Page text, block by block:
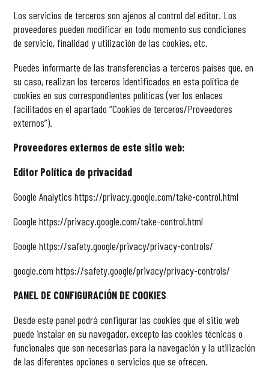
Los servicios de terceros son ajenos al control del editor. Los
proveedores pueden modificar en todo momento sus condiciones
de servicio, finalidad y utilización de las cookies, etc.
Puedes informarte de las transferencias a terceros países que, en
su caso, realizan los terceros identificados en esta política de
cookies en sus correspondientes políticas (ver los enlaces
facilitados en el apartado “Cookies de terceros/Proveedores
externos”).
Proveedores externos de este sitio web:
Editor Política de privacidad
Google Analyticshttps://privacy.google.com/take-control.html
Googlehttps://privacy.google.com/take-control.html
Googlehttps://safety.google/privacy/privacy-controls/
google.comhttps://safety.google/privacy/privacy-controls/
PANEL DE CONFIGURACIÓN DE COOKIES
Desde este panel podrá configurar las cookies que el sitio web
puede instalar en su navegador, excepto las cookies técnicas o
funcionales que son necesarias para la navegación y la utilización
de las diferentes opciones o servicios que se ofrecen.